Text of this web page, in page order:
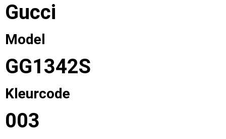
Gucci
Model
GG1342S
Kleurcode
003